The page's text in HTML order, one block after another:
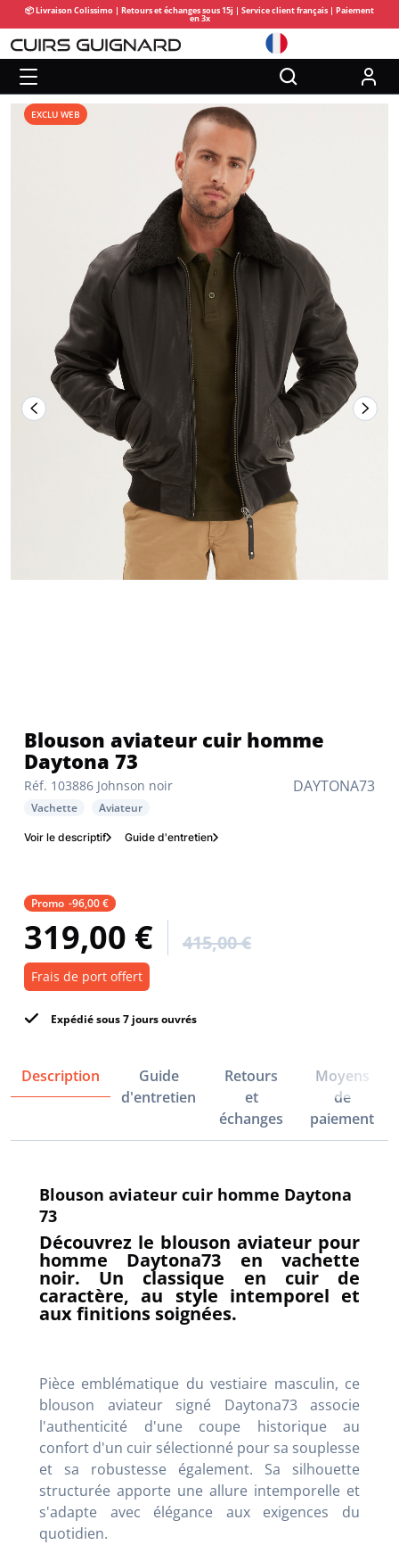
📦 Livraison Colissimo | Retours et échanges sous 15j | Service client français | Paiement
en 3x
DAYTONA73
Réf. 103886 Johnson noir
Blouson aviateur cuir homme
Daytona 73
Vachette Aviateur
Voir le descriptif Guide d'entretien
Promo -96,00 €
319,00 € 415,00 €
Frais de port offert
Expédié sous 7 jours ouvrés
EXCLU WEB
Description
Guide
d'entretien
Retours
et
échanges
Moyens
de
paiement
Blouson aviateur cuir homme Daytona
73
Découvrez le blouson aviateur pour
homme Daytona73 en vachette
noir. Un classique en cuir de
caractère, au style intemporel et
aux finitions soignées.
Pièce emblématique du vestiaire masculin, ce
blouson aviateur signé Daytona73 associe
l'authenticité d'une coupe historique au
confort d'un cuir sélectionné pour sa souplesse
et sa robustesse également. Sa silhouette
structurée apporte une allure intemporelle et
s'adapte avec élégance aux exigences du
quotidien.